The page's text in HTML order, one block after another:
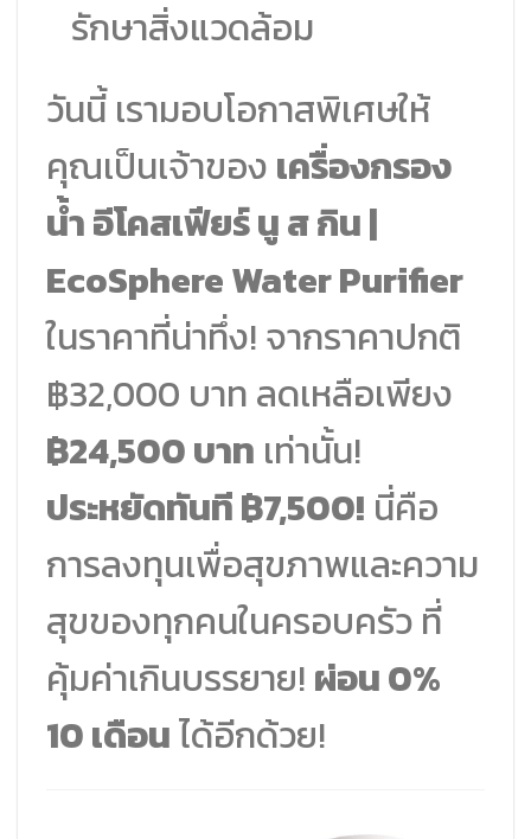
รักษาสิ่งแวดล้อม
วันนี้ เรามอบโอกาสพิเศษให้
คุณเป็นเจ้าของ เครื่องกรอง
น้ำ อีโคสเฟียร์ นู ส กิน |
EcoSphere Water Purifier
ในราคาที่น่าทึ่ง! จากราคาปกติ
฿32,000 บาท ลดเหลือเพียง
฿24,500 บาท เท่านั้น!
ประหยัดทันที ฿7,500! นี่คือ
การลงทุนเพื่อสุขภาพและความ
สุขของทุกคนในครอบครัว ที่
คุ้มค่าเกินบรรยาย! ผ่อน 0%
10 เดือนได้อีกด้วย!